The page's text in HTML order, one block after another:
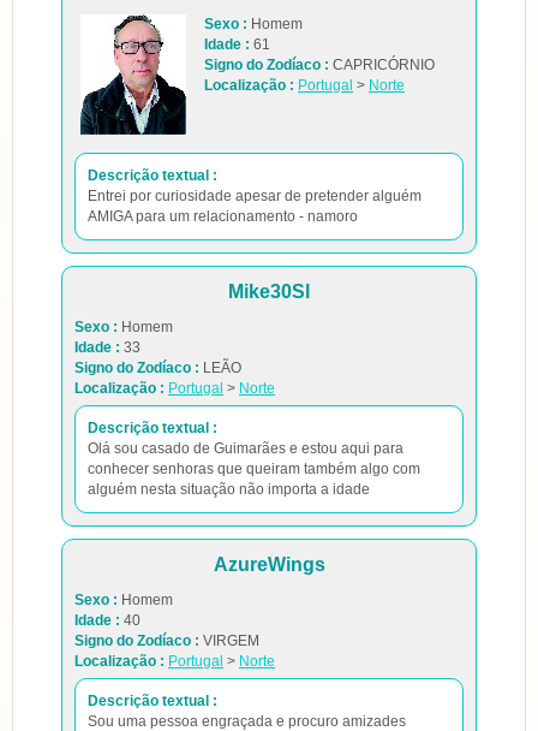
Sexo : Homem
Idade : 61
Signo do Zodíaco : CAPRICÓRNIO
Localização : Portugal > Norte
Descrição textual :
Entrei por curiosidade apesar de pretender alguém
AMIGA para um relacionamento - namoro
Mike30Sl
Sexo : Homem
Idade : 33
Signo do Zodíaco : LEÃO
Localização : Portugal > Norte
Descrição textual :
Olá sou casado de Guimarães e estou aqui para
conhecer senhoras que queiram também algo com
alguém nesta situação não importa a idade
AzureWings
Sexo : Homem
Idade : 40
Signo do Zodíaco : VIRGEM
Localização : Portugal > Norte
Descrição textual :
Sou uma pessoa engraçada e procuro amizades